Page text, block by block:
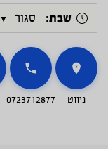
שבת: סגור ▼
ניווט 0723712877